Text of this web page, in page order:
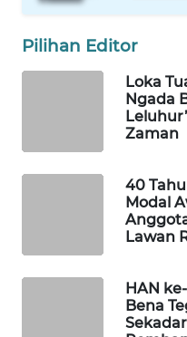
Pilihan Editor
Loka
Ngada
Zaman
40
Modal
Lawan
HAN
Bena
ID
MAWAKA
ID
MKLI